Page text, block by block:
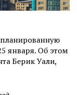
января. Об этом
Берик Уали,